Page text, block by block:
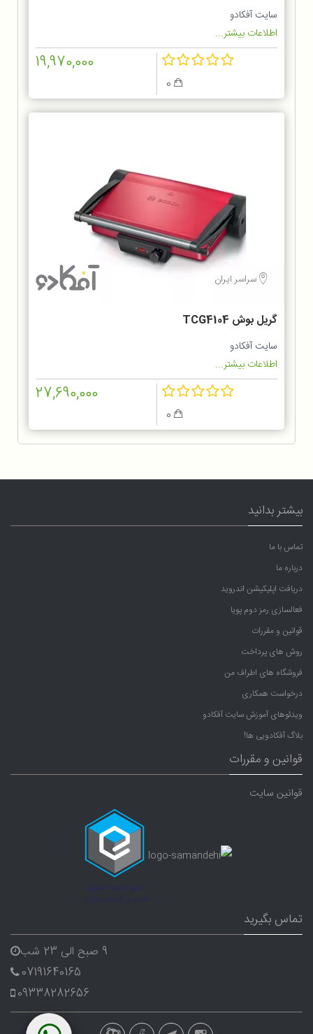
سایت آفکادو
اطلاعات بیشتر...
19,970,000
سراسر ایران
گریل بوش TCG4104
سایت آفکادو
اطلاعات بیشتر...
27,690,000
بیشتر بدانید
تماس با ما
درباره ما
دریافت اپلیکیشن اندروید
فعالسازی رمز دوم پویا
قوانین و مقررات
روش های پرداخت
فروشگاه های اطراف من
درخواست همکاری
ویدئوهای آموزش سایت آفکادو
بلاگ آفکادویی ها!
قوانین و مقررات
قوانین سایت
تماس بگیرید
9 صبح الی 23 شب
07191640165
09338282656